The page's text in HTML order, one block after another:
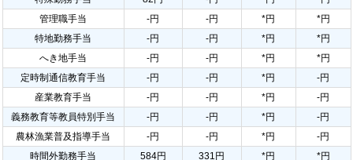
管理職手当
-円 -円 *円
*円
特地勤務手当
-円 -円 *円
*円
へき地手当
-円 -円 *円
*円
定時制通信教育手当
-円 -円 *円
-円
産業教育手当
-円 -円 *円
-円
義務教育等教員特別手当
-円 -円 *円
-円
農林漁業普及指導手当
-円 -円 *円
-円
時間外勤務手当
584円 331円 *円
*円